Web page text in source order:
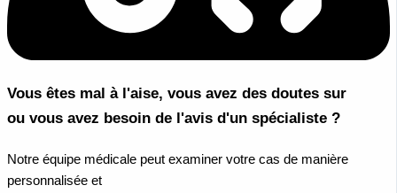
Vous êtes mal à l'aise, vous avez des doutes sur
ou vous avez besoin de l'avis d'un spécialiste ?
Notre équipe médicale peut examiner votre cas de manière
personnalisée et